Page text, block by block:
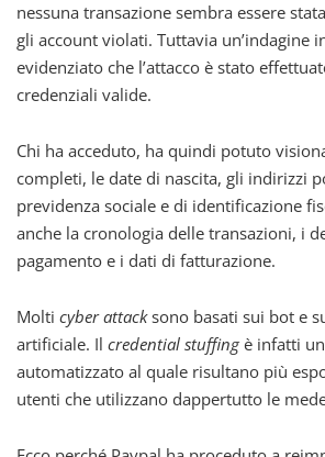
nessuna transazione sembra essere
gli account violati. Tuttavia un’indagine
evidenziato che l’attacco è stato
credenziali valide.
Chi ha acceduto, ha quindi potuto
completi, le date di nascita, gli indirizzi
previdenza sociale e di identificazione
anche la cronologia delle transazioni, i
pagamento e i dati di fatturazione.
Molti cyber attacksono basati sui bot e
artificiale. Il credential stuffingè infatti
automatizzato al quale risultano più
utenti che utilizzano dappertutto le